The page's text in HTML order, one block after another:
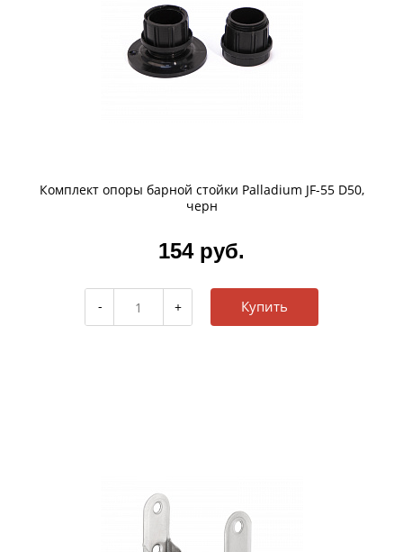
Комплект опоры барной стойки Palladium JF-55 D50,
черн
154 руб.
Купить